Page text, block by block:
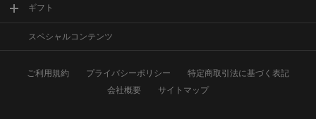
ギフト
スペシャルコンテンツ
ご利用規約 プライバシーポリシー
特定商取引法に基づく表記
会社概要
サイトマップ